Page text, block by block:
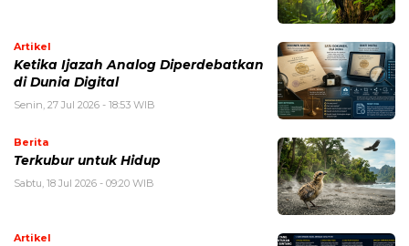
Artikel
Ketika Ijazah Analog Diperdebatkan
di Dunia Digital
Senin, 27 Jul 2026 - 18:53 WIB
Berita
Terkubur untuk Hidup
Sabtu, 18 Jul 2026 - 09:20 WIB
Artikel